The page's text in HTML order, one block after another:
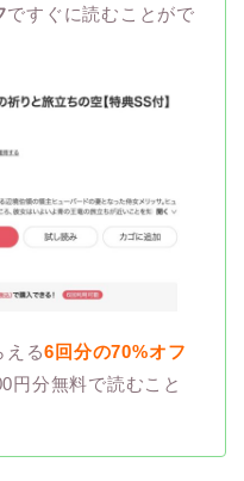
ですぐに読むことがで
える6回分の70%オフ
円分無料で読むこと